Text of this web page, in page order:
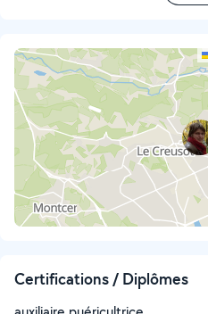
Certifications / Diplômes